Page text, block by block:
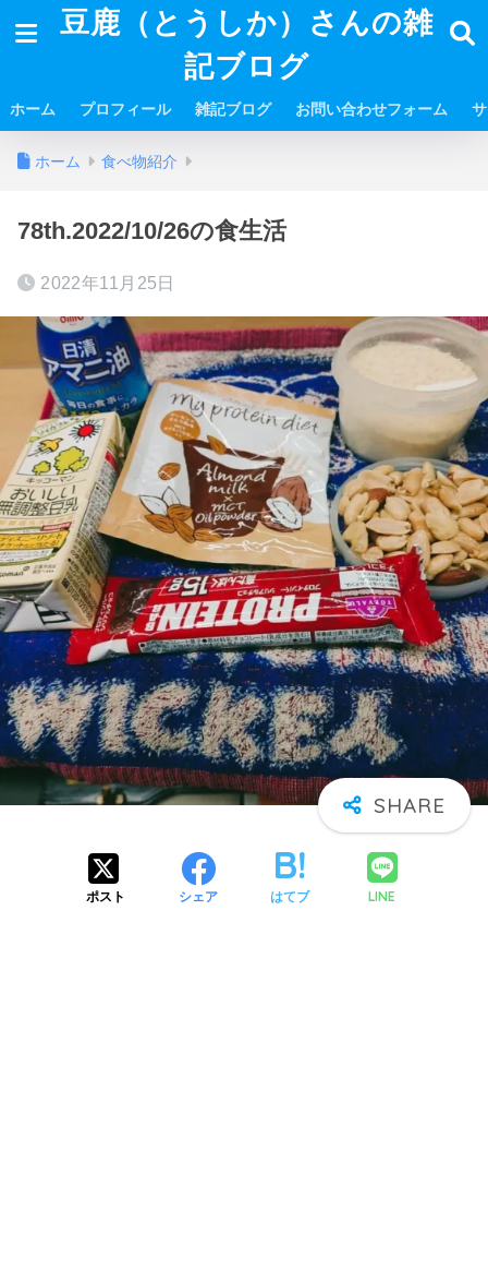
豆鹿（とうしか）さんの雑
記ブログ
ホーム プロフィール 雑記ブログ お問い合わせフォーム
ホーム 食べ物紹介
78th.2022/10/26の食生活
2022年11月25日
ポスト シェア はてブ LINE